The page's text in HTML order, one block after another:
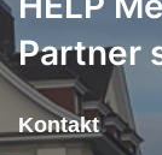
Partner
Kontakt